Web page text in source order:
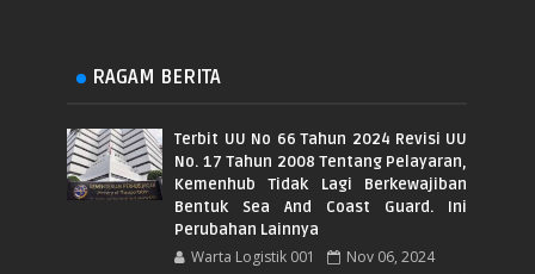
RAGAM BERITA
Terbit UU No 66 Tahun 2024 Revisi UU
No. 17 Tahun 2008 Tentang Pelayaran,
Kemenhub Tidak Lagi Berkewajiban
Bentuk Sea And Coast Guard. Ini
Perubahan Lainnya
Warta Logistik 001 Nov 06, 2024